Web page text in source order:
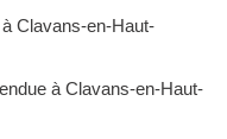
Clavans-en-Haut-
à Clavans-en-Haut-